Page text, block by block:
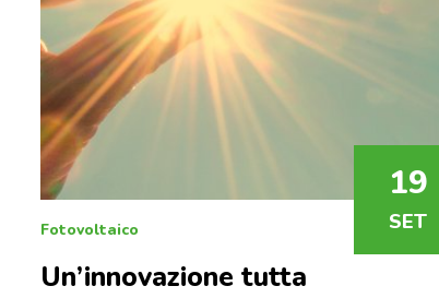
19
SET
Fotovoltaico
Un’innovazione tutta